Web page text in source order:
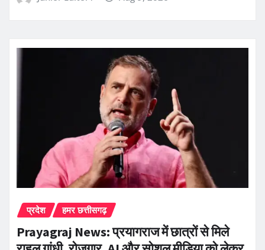
प्रदेश हमर छत्तीसगढ़
Prayagraj News: प्रयागराज में छात्रों से मिले